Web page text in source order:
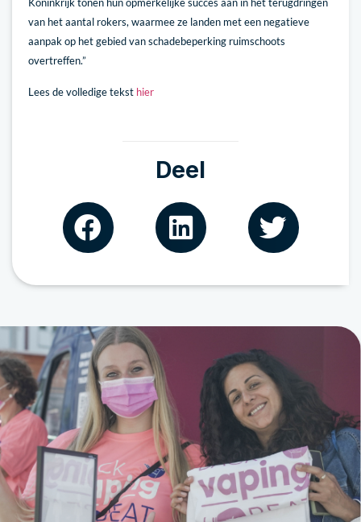
van het aantal rokers, waarmee ze landen met een negatieve
aanpak op het gebied van schadebeperking ruimschoots
overtreffen.”
Lees de volledige tekst hier
Deel